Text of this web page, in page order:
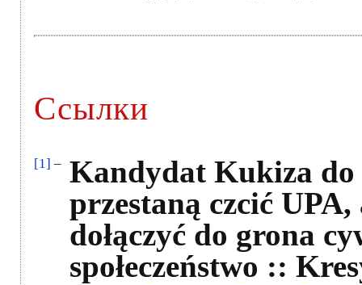
Ссылки
[1] – Kandydat Kukiza
przestaną czcić
dołączyć do grona
społeczeństwo ::